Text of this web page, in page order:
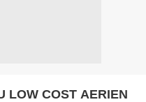
LOW COST AERIEN